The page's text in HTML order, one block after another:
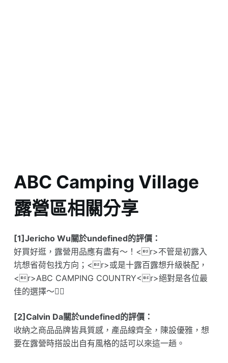
ABC Camping Village
露營區相關分享
[1]Jericho Wu關於undefined的評價：
好買好逛，露營用品應有盡有～！<r>不管是初露入
坑想省荷包找方向；<r>或是十露百露想升級裝配，
<r>ABC CAMPING COUNTRY<r>絕對是各位最
佳的選擇～👍🏽
[2]Calvin Da關於undefined的評價：
收納之商品品牌皆具質感，產品線齊全，陳設優雅，想
要在露營時搭設出自有風格的話可以來這一趟。